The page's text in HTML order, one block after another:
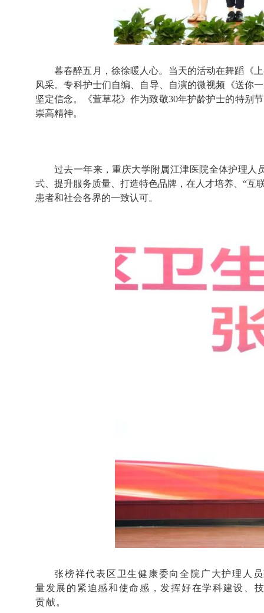
暮春醉五月，徐徐暖人心。当天的活动在舞蹈《
风采。专科护士们自编、自导、自演的微视频《送你
坚定信念。《萱草花》作为致敬30年护龄护士的特别
崇高精神。
过去一年来，重庆大学附属江津医院全体护理人
式、提升服务质量、打造特色品牌，在人才培养、“互
患者和社会各界的一致认可。
张榜祥代表区卫生健康委向全院广大护理人
量发展的紧迫感和使命感，发挥好在学科建设、
贡献。